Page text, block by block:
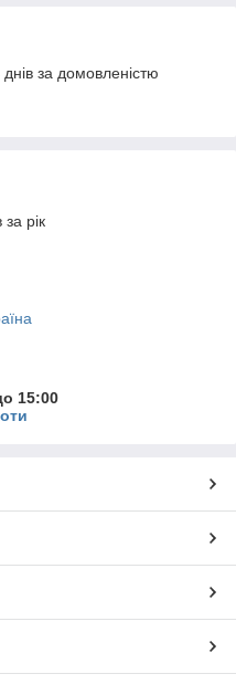
за домовленістю
рік
15:00